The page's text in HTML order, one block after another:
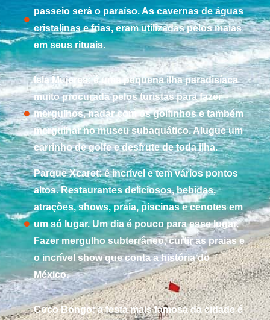
passeio será o paraíso. As cavernas de águas
cristalinas e frias, eram utilizadas pelos maias
em seus rituais.
Isla Mujeres: é uma pequena ilha paradisíaca
muito procurada pelos turistas para fazer
mergulhos, nadar com os golfinhos e também
mergulhar no museu subaquático. Alugue um
carrinho de golfe e desfrute de toda ilha.
Parque Xcaret: é incrível e tem vários pontos
altos. Restaurantes deliciosos, bebidas,
atrações, shows, praia, piscinas e cenotes em
um só lugar. Um dia é pouco para esse lugar.
Fazer mergulho subterrâneo, curtir as praias e
o incrível show que conta a história do
México.
Coco Bongo: a festa mais famosa da cidade é